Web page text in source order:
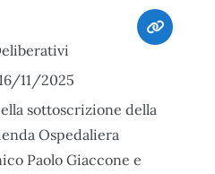
11/2025
sottoscrizione della
Ospedaliera
Paolo Giaccone e